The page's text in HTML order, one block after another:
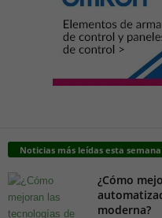
Noticias más leídas esta semana
¿Cómo
moderna?